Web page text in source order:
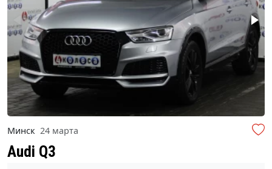
Минск 24 марта
Audi Q3